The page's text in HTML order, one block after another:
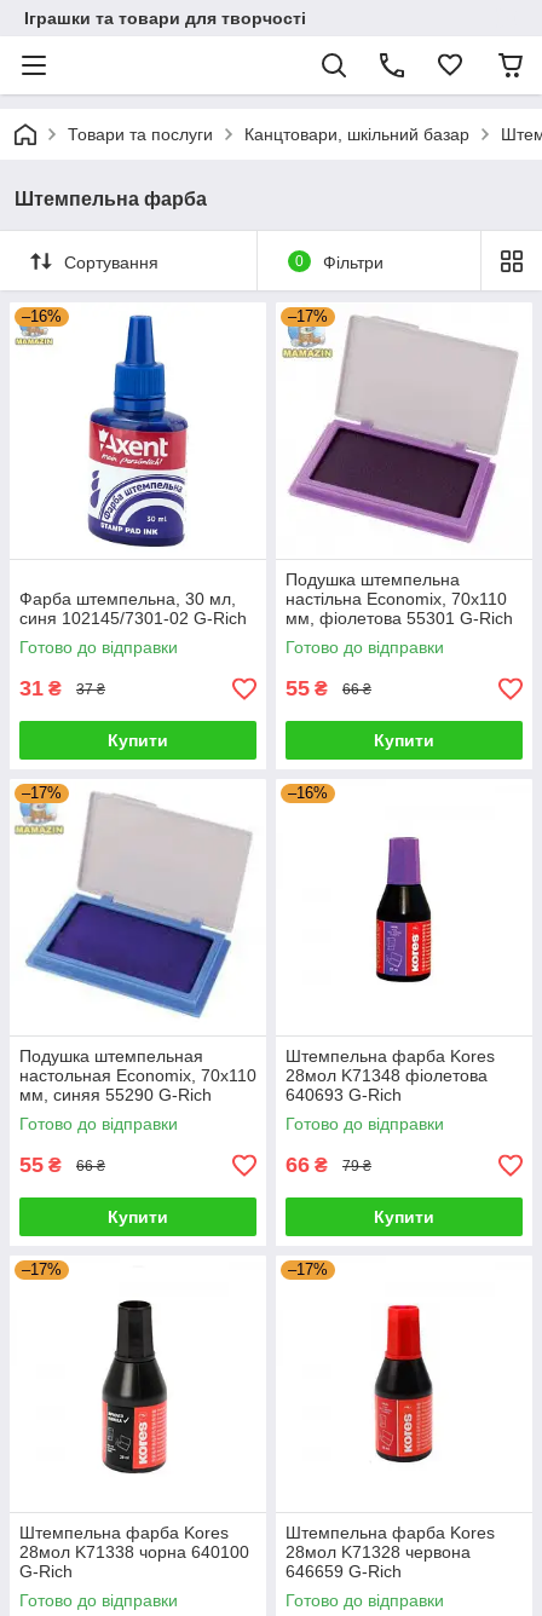
Іграшки та товари для творчості
Товари та послуги Канцтовари, шкільний базар
Штемпельна фарба
Сортування 0 Фільтри
–16%
Фарба штемпельна, 30 мл,
синя 102145/7301-02 G-Rich
Готово до відправки
31 ₴ 37 ₴
Купити
–17%
Подушка штемпельна
настільна Есonomix, 70х110
мм, фіолетова 55301 G-Rich
Готово до відправки
55 ₴ 66 ₴
Купити
–17%
Подушка штемпельная
настольная Есonomix, 70х110
мм, синяя 55290 G-Rich
Готово до відправки
55 ₴ 66 ₴
Купити
–16%
Штемпельна фарба Kores
28мол K71348 фіолетова
640693 G-Rich
Готово до відправки
66 ₴ 79 ₴
Купити
–17%
Штемпельна фарба Kores
28мол K71338 чорна 640100
G-Rich
Готово до відправки
–17%
Штемпельна фарба Kores
28мол K71328 червона
646659 G-Rich
Готово до відправки